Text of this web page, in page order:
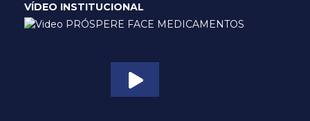
VÍDEO INSTITUCIONAL